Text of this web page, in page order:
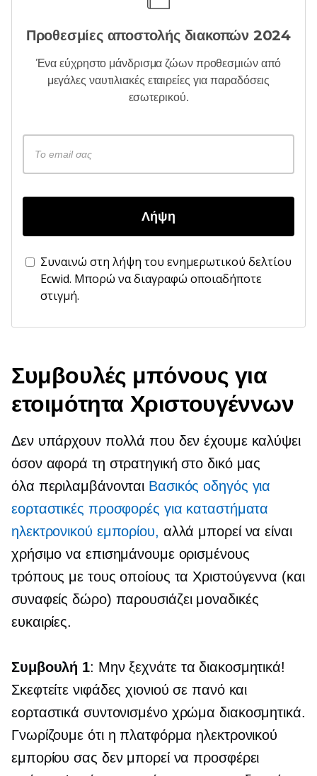
Προθεσμίες αποστολής διακοπών 2024
Ένα εύχρηστο μάνδρισμα ζώωνπροθεσμιών από
μεγάλες ναυτιλιακές εταιρείες για παραδόσεις
εσωτερικού.
Λήψη
Συναινώ στη λήψη του ενημερωτικού δελτίου
Ecwid. Μπορώ να διαγραφώ οποιαδήποτε
στιγμή.
Συμβουλές μπόνους για
ετοιμότητα Χριστουγέννων
Δεν υπάρχουν πολλά που δεν έχουμε καλύψει
όσον αφορά τη στρατηγική στο δικό μας
όλα περιλαμβάνονται Βασικός οδηγός για
εορταστικές προσφορές για καταστήματα
ηλεκτρονικού εμπορίου, αλλά μπορεί να είναι
χρήσιμο να επισημάνουμε ορισμένους
τρόπους με τους οποίους τα Χριστούγεννα (και
συναφείςδώρο) παρουσιάζει μοναδικές
ευκαιρίες.
Συμβουλή 1: Μην ξεχνάτε τα διακοσμητικά!
Σκεφτείτε νιφάδες χιονιού σε πανό και
εορταστικά συντονισμένο χρώμα διακοσμητικά.
Γνωρίζουμε ότι η πλατφόρμα ηλεκτρονικού
εμπορίου σας δεν μπορεί να προσφέρει